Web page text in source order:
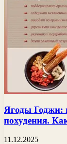
Ягоды Годжи:
похудения.
11.12.2025